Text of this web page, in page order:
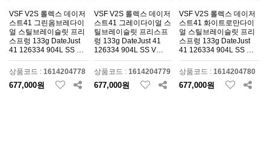
VSF V2S 롤렉스 데이저
스트41 그린옴브레다이
얼 스틸브레이슬릿 프리
스프렁 133g DateJust
41 126334 904L SS …
상품코드 : 1614204778
677,000원
VSF V2S 롤렉스 데이저
스트41 그레이다이얼 스
틸브레이슬릿 프리스프
렁 133g DateJust 41
126334 904L SS V…
상품코드 :1614204779
677,000원
VSF V2S 롤렉스 데이저
스트41 화이트로만다이
얼 스틸브레이슬릿 프리
스프렁 133g DateJust
41 126334 904L SS …
상품코드 :1614204780
677,000원